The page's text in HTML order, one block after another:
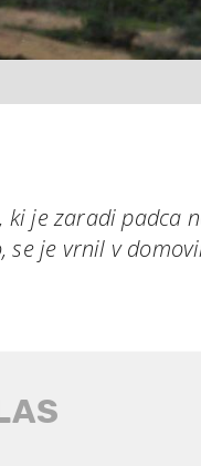
ki je zaradi padca
je vrnil v